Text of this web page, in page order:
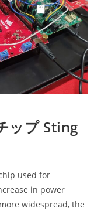
ップ Sting
used for
in power
widespread, the